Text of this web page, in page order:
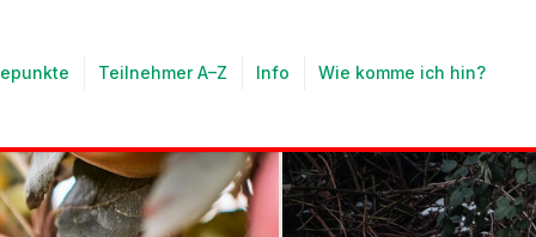
Teilnehmer A–Z Info Wie komme ich hin?